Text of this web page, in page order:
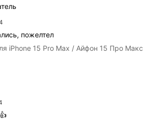
пожелтел
iPhone 15 Pro Max / Айфон 15 Про Макс